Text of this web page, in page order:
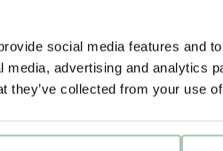
social media features and
advertising and analytics
they’ve collected from your use